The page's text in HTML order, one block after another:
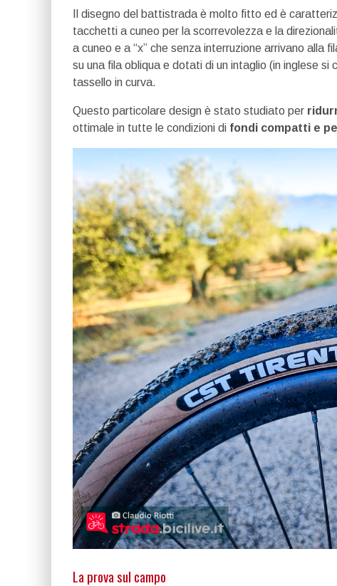
Il disegno del battistrada è molto fitto ed è
tacchetti a cuneo per la scorrevolezza e la
a cuneo e a “x” che senza interruzione arrivano
su una fila obliqua e dotati di un intaglio (in inglese si
tassello in curva.
Questo particolare design è stato studiato per
ottimale in tutte le condizioni di fondi compatti e
La prova sul campo